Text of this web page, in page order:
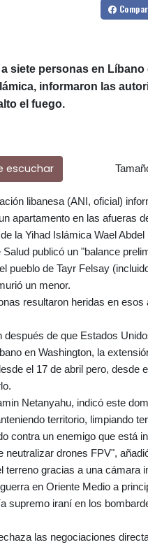
siete personas en
informaron las
el fuego.
escuchar
libanesa (ANI, oficial)
apartamento en las afueras
la Yihad Islámica Wael
publicó un "balance
pueblo de Tayr Felsay
un menor.
resultaron heridas en
de que Estados
en Washington, la
el 17 de abril pero, desde
Netanyahu, indicó este
territorio, limpiando
contra un enemigo que está
neutralizar drones FPV",
terreno gracias a una cámara
en Oriente Medio a
supremo iraní en los
las negociaciones